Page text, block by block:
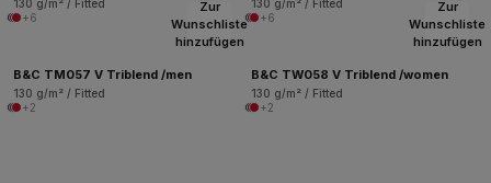
130 g/m² / Fitted
+6
130 g/m² / Fitted
+6
Zur
Wunschliste
hinzufügen
B&C TM057 V Triblend /men
130 g/m² / Fitted
+2
Zur
Wunschliste
hinzufügen
B&C TW058 V Triblend /women
130 g/m² / Fitted
+2